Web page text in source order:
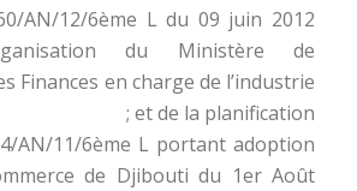
AN/12/6ème L du 09 juin 2012
du Ministère de
Finances en charge de l’industrie
et de la planification ;
AN/11/6ème L portant adoption
de Djibouti du 1er Août